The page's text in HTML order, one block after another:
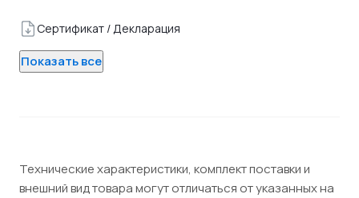
Сертификат / Декларация
Показать все
Технические характеристики, комплект поставки и
внешний вид товара могут отличаться от указанных на